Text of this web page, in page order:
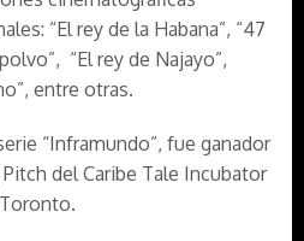
“El rey de la Habana”, “47
“El rey de Najayo”,
entre otras.
“Inframundo”, fue ganador
del Caribe Tale Incubator